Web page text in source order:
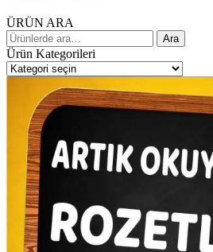
ÜRÜN ARA
Ara:
Ara
Ürün Kategorileri